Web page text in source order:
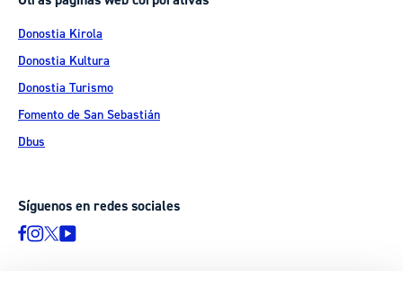
Donostia Kirola
Donostia Kultura
Donostia Turismo
Fomento de San Sebastián
Dbus
Síguenos en redes sociales